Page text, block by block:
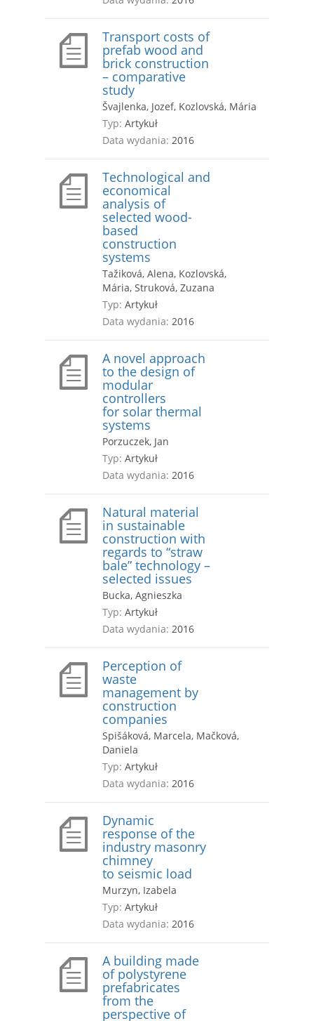
Transport costs of
prefab wood and
brick construction
– comparative
study
Švajlenka, Jozef, Kozlovská, Mária
Typ: Artykuł
Data wydania: 2016
Technological and
economical
analysis of
selected wood-
based
construction
systems
Tažiková, Alena, Kozlovská,
Mária, Struková, Zuzana
Typ: Artykuł
Data wydania: 2016
A novel approach
to the design of
modular
controllers
for solar thermal
systems
Porzuczek, Jan
Typ: Artykuł
Data wydania: 2016
Natural material
in sustainable
construction with
regards to “straw
bale” technology –
selected issues
Bucka, Agnieszka
Typ: Artykuł
Data wydania: 2016
Perception of
waste
management by
construction
companies
Spišáková, Marcela, Mačková,
Daniela
Typ: Artykuł
Data wydania: 2016
Dynamic
response of the
industry masonry
chimney
to seismic load
Murzyn, Izabela
Typ: Artykuł
Data wydania: 2016
A building made
of polystyrene
prefabricates
from the
perspective of